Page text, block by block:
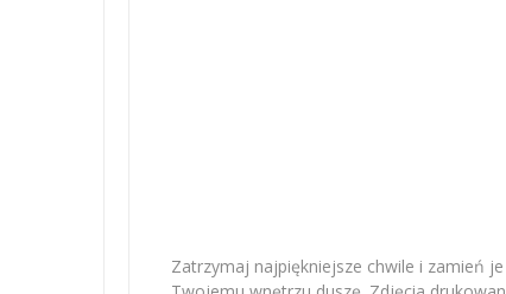
Zatrzymaj najpiękniejsze chwile i zamień